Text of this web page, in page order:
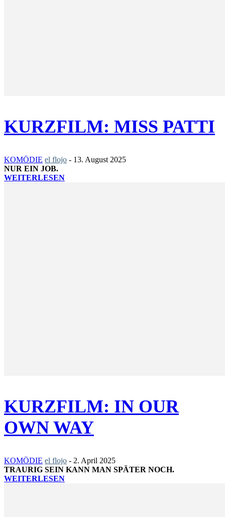
KURZFILM: MISS PATTI
KOMÖDIE el flojo - 13. August 2025
NUR EIN JOB.
WEITERLESEN
KURZFILM: IN OUR
OWN WAY
KOMÖDIE el flojo - 2. April 2025
TRAURIG SEIN KANN MAN SPÄTER NOCH.
WEITERLESEN